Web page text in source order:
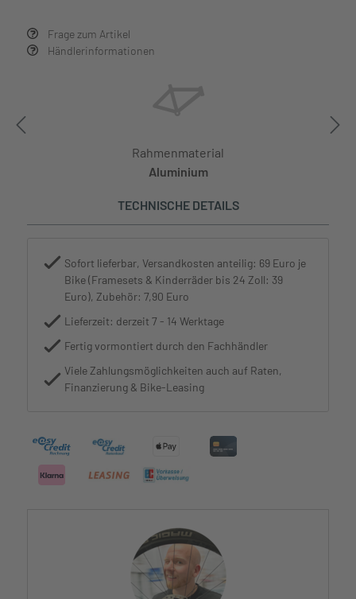
Frage zum Artikel
Händlerinformationen
Rahmenmaterial
Aluminium
TECHNISCHE DETAILS
Sofort lieferbar, Versandkosten anteilig: 69 Euro je
Bike (Framesets & Kinderräder bis 24 Zoll: 39
Euro), Zubehör: 7,90 Euro
Lieferzeit: derzeit 7 - 14 Werktage
Fertig vormontiert durch den Fachhändler
Viele Zahlungsmöglichkeiten auch auf Raten,
Finanzierung & Bike-Leasing